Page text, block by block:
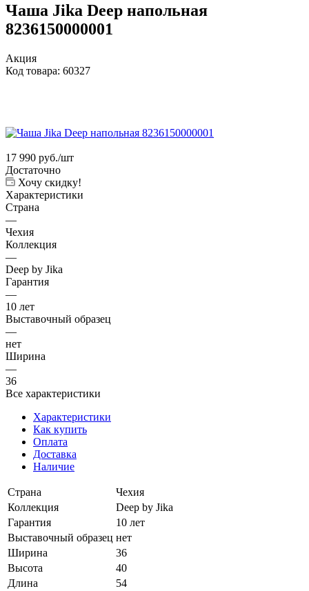
Чаша Jika Deep напольная
8236150000001
Акция
Код товара: 60327
17 990 руб./шт
Достаточно
Хочу скидку!
Характеристики
Страна
—
Чехия
Коллекция
—
Deep by Jika
Гарантия
—
10 лет
Выставочный образец
—
нет
Ширина
—
36
Все характеристики
Характеристики
Как купить
Оплата
Доставка
Наличие
Страна
Чехия
Коллекция
Deep by Jika
Гарантия
10 лет
Выставочный образец нет
Ширина
36
Высота
40
Длина
54